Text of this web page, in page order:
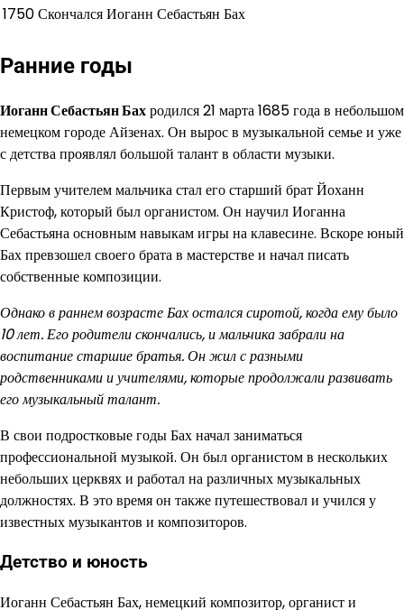
1750Скончался Иоганн Себастьян Бах
Ранние годы
Иоганн Себастьян Бахродился 21 марта 1685 года в небольшом
немецком городе Айзенах. Он вырос в музыкальной семье и уже
с детства проявлял большой талант в области музыки.
Первым учителем мальчика стал его старший брат Йоханн
Кристоф, который был органистом. Он научил Иоганна
Себастьяна основным навыкам игры на клавесине. Вскоре юный
Бах превзошел своего брата в мастерстве и начал писать
собственные композиции.
Однако в раннем возрасте Бах остался сиротой, когда ему было
10 лет. Его родители скончались, и мальчика забрали на
воспитание старшие братья. Он жил с разными
родственниками и учителями, которые продолжали развивать
его музыкальный талант.
В свои подростковые годы Бах начал заниматься
профессиональной музыкой. Он был органистом в нескольких
небольших церквях и работал на различных музыкальных
должностях. В это время он также путешествовал и учился у
известных музыкантов и композиторов.
Детство и юность
Иоганн Себастьян Бах, немецкий композитор, органист и